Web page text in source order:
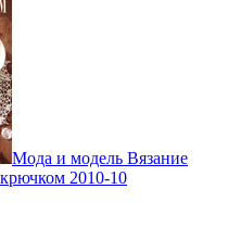
Мода и модель Вязание
2010-10